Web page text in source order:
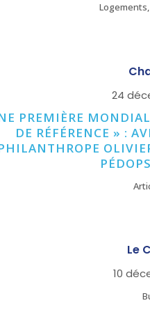
24
PREMIÈRE
DE RÉFÉRENCE » :
Le
10